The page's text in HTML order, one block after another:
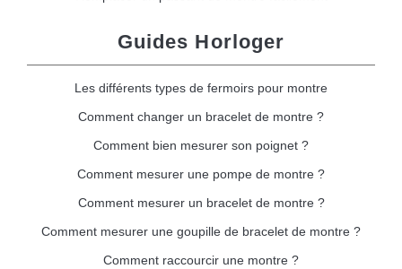
Guides Horloger
Les différents types de fermoirs pour montre
Comment changer un bracelet de montre ?
Comment bien mesurer son poignet ?
Comment mesurer une pompe de montre ?
Comment mesurer un bracelet de montre ?
Comment mesurer une goupille de bracelet de montre ?
Comment raccourcir une montre ?